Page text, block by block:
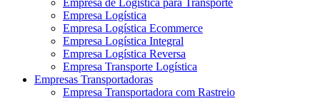
Empresa Logística
Empresa Logística Ecommerce
Empresa Logística Integral
Empresa Logística Reversa
Empresa Transporte Logística
Empresas Transportadoras
Empresa Transportadora com Rastreio